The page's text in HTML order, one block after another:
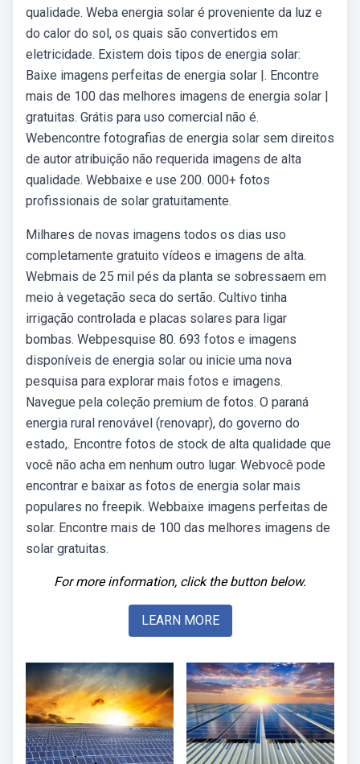
qualidade. Weba energia solar é proveniente da luz e
do calor do sol, os quais são convertidos em
eletricidade. Existem dois tipos de energia solar:
Baixe imagens perfeitas de energia solar |. Encontre
mais de 100 das melhores imagens de energia solar |
gratuitas. Grátis para uso comercial não é.
Webencontre fotografias de energia solar sem direitos
de autor atribuição não requerida imagens de alta
qualidade. Webbaixe e use 200. 000+ fotos
profissionais de solar gratuitamente.
Milhares de novas imagens todos os dias uso
completamente gratuito vídeos e imagens de alta.
Webmais de 25 mil pés da planta se sobressaem em
meio à vegetação seca do sertão. Cultivo tinha
irrigação controlada e placas solares para ligar
bombas. Webpesquise 80. 693 fotos e imagens
disponíveis de energia solar ou inicie uma nova
pesquisa para explorar mais fotos e imagens.
Navegue pela coleção premium de fotos. O paraná
energia rural renovável (renovapr), do governo do
estado,. Encontre fotos de stock de alta qualidade que
você não acha em nenhum outro lugar. Webvocê pode
encontrar e baixar as fotos de energia solar mais
populares no freepik. Webbaixe imagens perfeitas de
solar. Encontre mais de 100 das melhores imagens de
solar gratuitas.
For more information, click the button below.
LEARN MORE